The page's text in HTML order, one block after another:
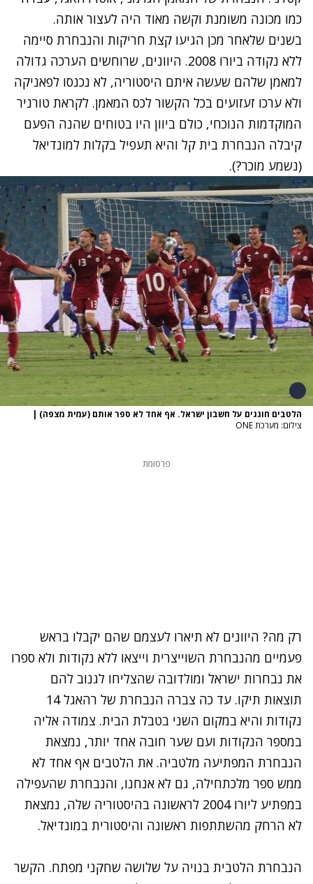
כמו מכונה משומנת וקשה מאוד היה לעצור אותה.
בשנים שלאחר מכן הגיעו קצת חריקות והנבחרת סיימה
ללא נקודה ביורו 2008. היוונים, שרוחשים הערכה גדולה
למאמן שלהם שעשה איתם היסטוריה, לא נכנסו לפאניקה
ולא ערכו זעזועים בכל הקשור לכס המאמן. לקראת טורניר
המוקדמות הנוכחי, כולם ביוון היו בטוחים שהנה הפעם
קיבלה הנבחרת בית קל והיא תעפיל בקלות למונדיאל
(נשמע מוכר?).
הלטבים חוגגים על חשבון ישראל. אף אחד לא ספר אותם (עמית מצפה) |
צילום: מערכת ONE
פרסומת
רק מה? היוונים לא תיארו לעצמם שהם יקבלו בראש
פעמיים מהנבחרת השוייצרית וייצאו ללא נקודות ולא ספרו
את נבחרות ישראל ומולדובה שהצליחו לגנוב להם
תוצאות תיקו. עד כה צברה הנבחרת של רהאגל 14
נקודות והיא במקום השני בטבלת הבית. צמודה אליה
במספר הנקודות ועם שער חובה אחד יותר, נמצאת
הנבחרת המפתיעה מלטביה. את הלטבים אף אחד לא
ממש ספר מלכתחילה, גם לא אנחנו, והנבחרת שהעפילה
במפתיע ליורו 2004 לראשונה בהיסטוריה שלה, נמצאת
לא הרחק מהשתתפות ראשונה והיסטורית במונדיאל.
הנבחרת הלטבית בנויה על שלושה שחקני מפתח. הקשר